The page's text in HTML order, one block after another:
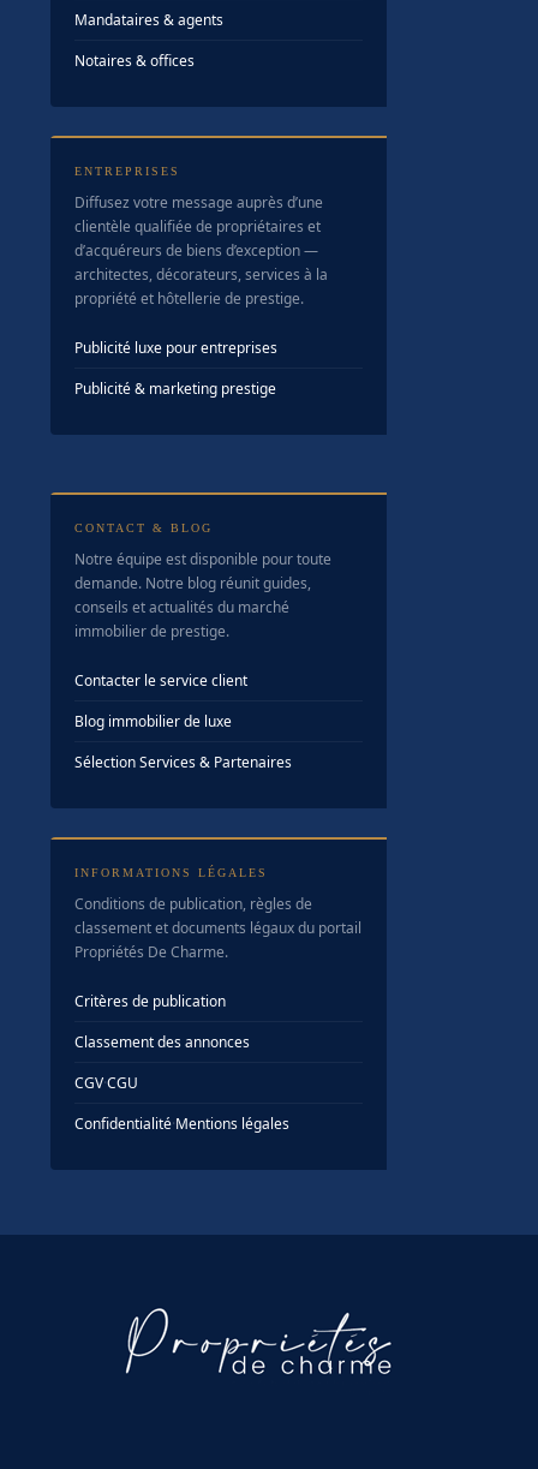
Mandataires & agents
Notaires & offices
ENTREPRISES
Diffusez votre message auprès d’une
clientèle qualifiée de propriétaires et
d’acquéreurs de biens d’exception —
architectes, décorateurs, services à la
propriété et hôtellerie de prestige.
Publicité luxe pour entreprises
Publicité & marketing prestige
CONTACT & BLOG
Notre équipe est disponible pour toute
demande. Notre blog réunit guides,
conseils et actualités du marché
immobilier de prestige.
Contacter le service client
Blog immobilier de luxe
Sélection Services & Partenaires
INFORMATIONS LÉGALES
Conditions de publication, règles de
classement et documents légaux du portail
Propriétés De Charme.
Critères de publication
Classement des annonces
CGV·CGU
Confidentialité·Mentions légales